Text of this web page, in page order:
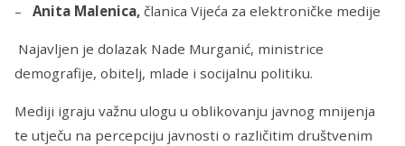
– Anita Malenica, članica Vijeća za elektroničke medije
Najavljen je dolazak Nade Murganić, ministrice
demografije, obitelj, mlade i socijalnu politiku.
Mediji igraju važnu ulogu u oblikovanju javnog mnijenja
te utječu na percepciju javnosti o različitim društvenim